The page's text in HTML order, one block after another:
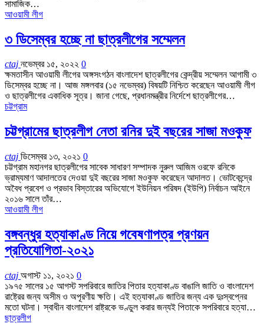
সামাজিক…
আওয়ামী লীগ
৩ ডিসেম্বর হচ্ছে না ছাত্রলীগের সম্মেলন
ctaj নভেম্বর ১৫, ২০২২ 0
ক্ষমতাসীন আওয়ামী লীগের অঙ্গসংগঠন বাংলাদেশ ছাত্রলীগের কেন্দ্রীয় সম্মেলন আগামী ৩
ডিসেম্বর হচ্ছে না। আজ মঙ্গলবার (১৫ নভেম্বর) বিষয়টি নিশ্চিত করেছেন আওয়ামী লীগ
ও ছাত্রলীগের একাধিক সূত্র। জানা গেছে, প্রধানমন্ত্রীর নির্দেশে ছাত্রলীগের…
চট্টগ্রাম
চট্টগ্রামের ছাত্রলীগ নেতা রনির দুই বছরের সাজা মওকুফ
ctaj ডিসেম্বর ১৩, ২০২১ 0
চট্টগ্রাম মহানগর ছাত্রলীগের সাবেক সাধারণ সম্পাদক নুরুল আজিম ওরফে রনিকে
ভ্রাম্যমাণ আদালতের দেওয়া দুই বছরের সাজা মওকুফ করেছেন আদালত। ভোটকেন্দ্রে
অবৈধ প্রবেশ ও প্রভাব বিস্তারের অভিযোগে ইউনিয়ন পরিষদ (ইউপি) নির্বাচন আইনে
২০১৬ সালে তাঁর…
আওয়ামী লীগ
বঙ্গবন্ধুর হত্যাকাণ্ড নিয়ে গবেষণাপত্র প্রণয়ন
প্রতিযোগিতা-২০২১
ctaj অগাস্ট ১১, ২০২১ 0
১৯৭৫ সালের ১৫ আগস্ট সপরিবারে জাতির পিতার হত্যাকাণ্ড বাঙালি জাতি ও বাংলাদেশ
রাষ্ট্রের জন্য অসীম ও অপূরণীয় ক্ষতি। এই হত্যাকাণ্ড জাতির জন্য এক দুঃস্বপ্নের
মতো ঘটনা। স্বাধীন বাংলাদেশ রাষ্ট্রকে ভণ্ডুল করার জন্যই পিতাকে সপরিবারে হত্যা…
ছাত্রলীগ